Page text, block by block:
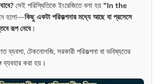
সেই পরিস্থিতিকে ইংরেজিতে বলা হয় "In the
হলো—কিছু একটা পরিকল্পনার মধ্যে আছে বা প্রসেসে
রূপ নেবে।
টেকনোলজি, সরকারী পরিকল্পনা বা ভবিষ্যতের
ব্যবহার করা হয়।